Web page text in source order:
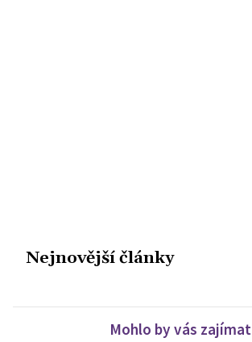
Nejnovější články
Mohlo by vás zajímat